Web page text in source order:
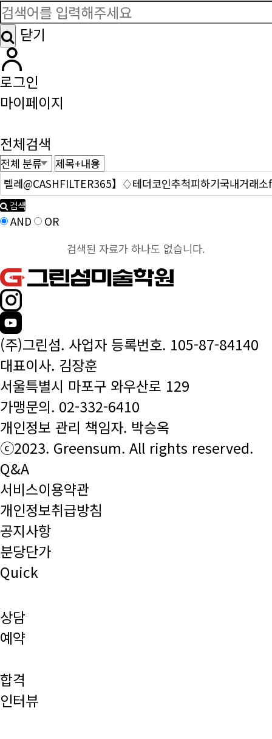
닫기
로그인
마이페이지
전체검색
검색
AND
OR
검색된 자료가 하나도 없습니다.
(주)그린섬. 사업자 등록번호. 105-87-84140
대표이사. 김장훈
서울특별시 마포구 와우산로 129
가맹문의. 02-332-6410
개인정보 관리 책임자. 박승옥
ⓒ2023. Greensum. All rights reserved.
Q&A
서비스이용약관
개인정보취급방침
공지사항
분당단가
Quick
상담
예약
합격
인터뷰